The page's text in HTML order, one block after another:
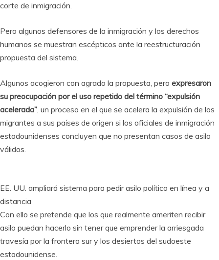
corte de inmigración.
Pero algunos defensores de la inmigración y los derechos
humanos se muestran escépticos ante la reestructuración
propuesta del sistema.
Algunos acogieron con agrado la propuesta, pero expresaron
su preocupación por el uso repetido del término “expulsión
acelerada”, un proceso en el que se acelera la expulsión de los
migrantes a sus países de origen si los oficiales de inmigración
estadounidenses concluyen que no presentan casos de asilo
válidos.
EE. UU. ampliará sistema para pedir asilo político en línea y a
distancia
Con ello se pretende que los que realmente ameriten recibir
asilo puedan hacerlo sin tener que emprender la arriesgada
travesía por la frontera sur y los desiertos del sudoeste
estadounidense.